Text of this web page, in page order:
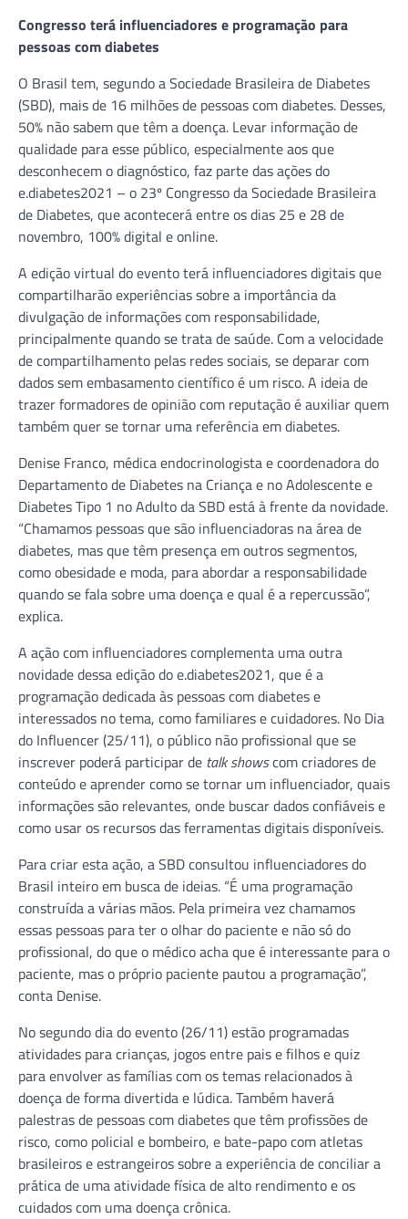
Congresso terá influenciadores e programação para
pessoas com diabetes
O Brasil tem, segundo a Sociedade Brasileira de Diabetes
(SBD), mais de 16 milhões de pessoas com diabetes. Desses,
50% não sabem que têm a doença. Levar informação de
qualidade para esse público, especialmente aos que
desconhecem o diagnóstico, faz parte das ações do
e.diabetes2021 – o 23º Congresso da Sociedade Brasileira
de Diabetes, que acontecerá entre os dias 25 e 28 de
novembro, 100% digital e online.
A edição virtual do evento terá influenciadores digitais que
compartilharão experiências sobre a importância da
divulgação de informações com responsabilidade,
principalmente quando se trata de saúde. Com a velocidade
de compartilhamento pelas redes sociais, se deparar com
dados sem embasamento científico é um risco. A ideia de
trazer formadores de opinião com reputação é auxiliar quem
também quer se tornar uma referência em diabetes.
Denise Franco, médica endocrinologista e coordenadora do
Departamento de Diabetes na Criança e no Adolescente e
Diabetes Tipo 1 no Adulto da SBD está à frente da novidade.
“Chamamos pessoas que são influenciadoras na área de
diabetes, mas que têm presença em outros segmentos,
como obesidade e moda, para abordar a responsabilidade
quando se fala sobre uma doença e qual é a repercussão”,
explica.
A ação com influenciadores complementa uma outra
novidade dessa edição do e.diabetes2021, que é a
programação dedicada às pessoas com diabetes e
interessados no tema, como familiares e cuidadores. No Dia
do Influencer (25/11), o público não profissional que se
inscrever poderá participar de talk showscom criadores de
conteúdo e aprender como se tornar um influenciador, quais
informações são relevantes, onde buscar dados confiáveis e
como usar os recursos das ferramentas digitais disponíveis.
Para criar esta ação, a SBD consultou influenciadores do
Brasil inteiro em busca de ideias. “É uma programação
construída a várias mãos. Pela primeira vez chamamos
essas pessoas para ter o olhar do paciente e não só do
profissional, do que o médico acha que é interessante para o
paciente, mas o próprio paciente pautou a programação”,
conta Denise.
No segundo dia do evento (26/11) estão programadas
atividades para crianças, jogos entre pais e filhos e quiz
para envolver as famílias com os temas relacionados à
doença de forma divertida e lúdica. Também haverá
palestras de pessoas com diabetes que têm profissões de
risco, como policial e bombeiro, e bate-papo com atletas
brasileiros e estrangeiros sobre a experiência de conciliar a
prática de uma atividade física de alto rendimento e os
cuidados com uma doença crônica.